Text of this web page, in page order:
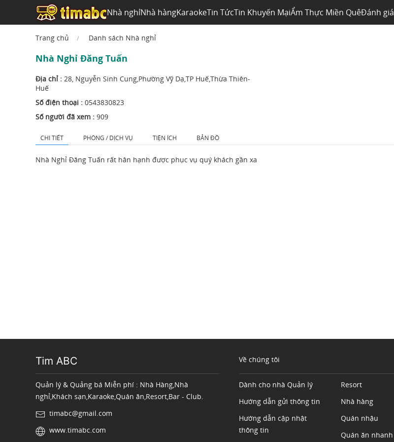
Nhà nghỉNhà hàngKaraokeTin TứcTin Khuyến MạiẨm Thực Miền QuêĐánh giá
Trang chủ Danh sách Nhà nghỉ
Nhà Nghỉ Đăng Tuấn
Địa chỉ : 28, Nguyễn Sinh Cung,Phường Vỹ Dạ,TP Huế,Thừa Thiên-
Huế
Số điện thoại : 0543830823
Số người đã xem : 909
CHI TIẾT PHÒNG / DỊCH VỤ TIỆN ÍCH BẢN ĐỒ
Nhà Nghỉ Đăng Tuấn rất hân hạnh được phục vụ quý khách gần xa
Tim ABC
Quản lý & Quảng bá Miễn phí : Nhà Hàng,Nhà
nghỉ,Khách sạn,Karaoke,Quán ăn,Resort,Bar - Club.
timabc@gmail.com
www.timabc.com
Về chúng tôi
Dành cho nhà Quản lý
Hướng dẫn gửi thông tin
Hướng dẫn cập nhật
thông tin
Resort
Nhà hàng
Quán nhậu
Quán ăn nhanh